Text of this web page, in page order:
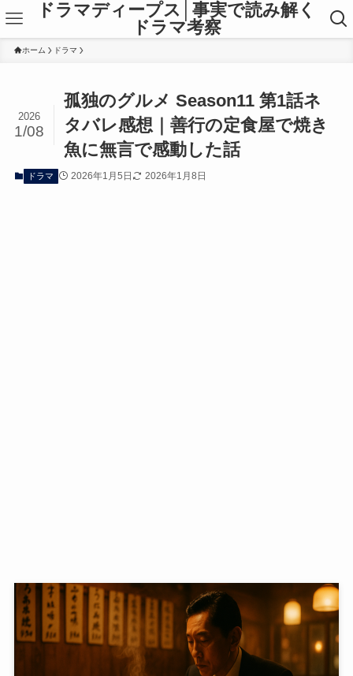
ドラマディープス│事実で読み解く
ドラマ考察
ホーム ドラマ
孤独のグルメ Season11 第1話ネ
タバレ感想｜善行の定食屋で焼き
魚に無言で感動した話
2026
1/08
ドラマ 2026年1月5日 2026年1月8日